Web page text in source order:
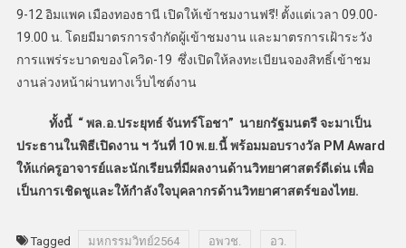
9-12 อิมแพค เมืองทองธานี เปิดให้เข้าชมงานฟรี! ตั้งแต่เวลา 09.00-
19.00 น. โดยมีมาตรการจำกัดผู้เข้าชมงาน และมาตรการเฝ้าระวัง
การแพร่ระบาดของโควิด-19 ซึ่งเปิดให้ลงทะเบียนจองสิทธิ์เข้าชม
งานล่วงหน้าผ่านทางเว็บไซต์งาน
ทั้งนี้ “ พล.อ.ประยุทธ์ จันทร์โอชา” นายกรัฐมนตรี จะมาเป็น
ประธานในพิธีเปิดงาน ฯ วันที่ 10 พ.ย.นี้ พร้อมมอบรางวัล PM Award
ให้แก่ครูอาจารย์และนักเรียนที่มีผลงานด้านวิทยาศาสตร์ดีเด่น เพื่อ
เป็นการเชิดชูและให้กำลังใจบุคลากรด้านวิทยาศาสตร์ของไทย.
Tagged มหกรรมวิทย์2564 อพวช. อว.